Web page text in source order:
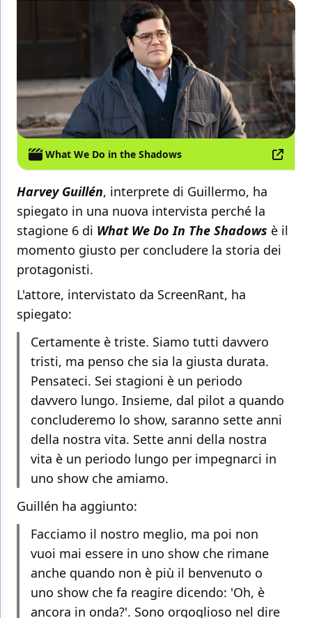
What We Do in the Shadows
Harvey Guillén, interprete di Guillermo, ha
spiegato in una nuova intervista perché la
stagione 6 di What We Do In The Shadows è il
momento giusto per concludere la storia dei
protagonisti.
L'attore, intervistato da ScreenRant, ha
spiegato:
Certamente è triste. Siamo tutti davvero
tristi, ma penso che sia la giusta durata.
Pensateci. Sei stagioni è un periodo
davvero lungo. Insieme, dal pilot a quando
concluderemo lo show, saranno sette anni
della nostra vita. Sette anni della nostra
vita è un periodo lungo per impegnarci in
uno show che amiamo.
Guillén ha aggiunto:
Facciamo il nostro meglio, ma poi non
vuoi mai essere in uno show che rimane
anche quando non è più il benvenuto o
uno show che fa reagire dicendo: 'Oh, è
ancora in onda?'. Sono orgoglioso nel dire